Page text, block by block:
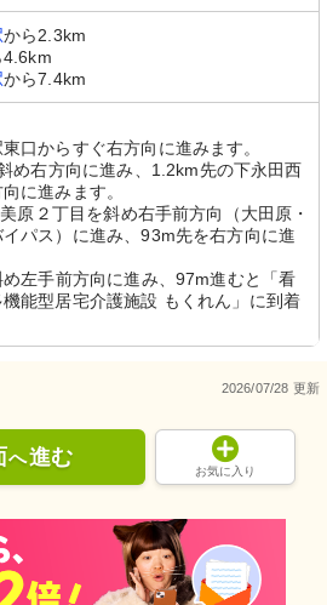
から2.3km
4.6km
から7.4km
口からすぐ右方向に進みます。
め右方向に進み、1.2km先の下永田西
に進みます。
原２丁目を斜め右手前方向（大田原・
パス）に進み、93m先を右方向に進
左手前方向に進み、97m進むと「看
能型居宅介護施設 もくれん」に到着
2026/07/28 更新
へ進む
お気に入り